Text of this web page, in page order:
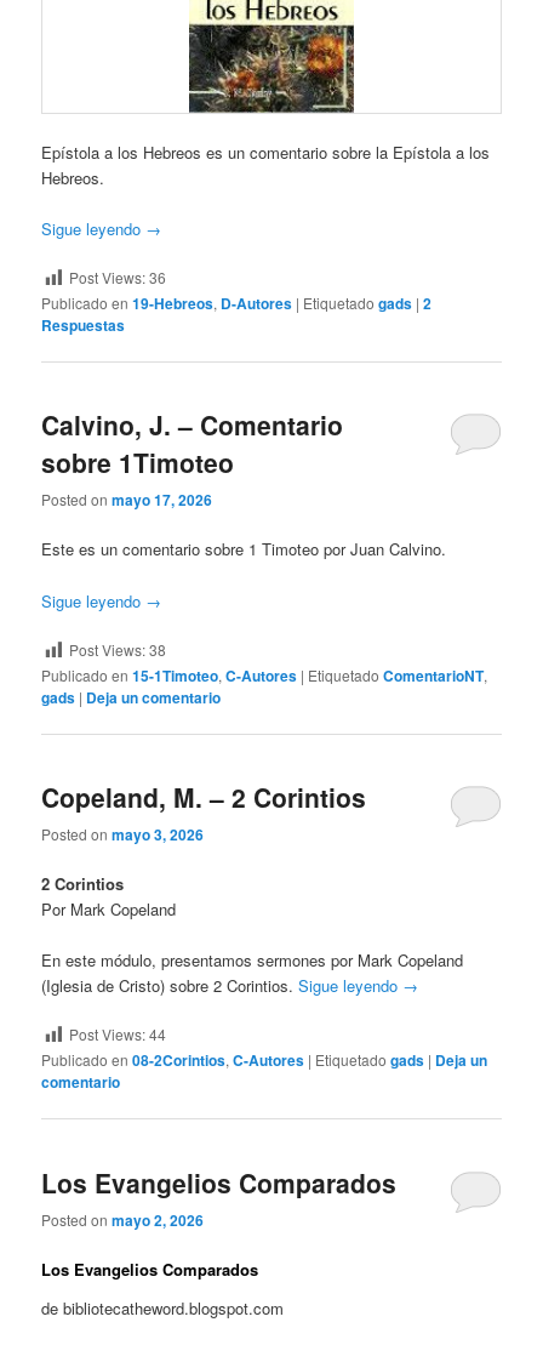
Epístola a los Hebreos es un comentario sobre la Epístola a los
Hebreos.
Sigue leyendo →
Post Views:36
Publicado en 19-Hebreos, D-Autores | Etiquetado gads |2
Respuestas
Calvino, J. – Comentario
sobre 1Timoteo
Posted onmayo 17, 2026
Este es un comentario sobre 1 Timoteo por Juan Calvino.
Sigue leyendo →
Post Views:38
Publicado en 15-1Timoteo,C-Autores | Etiquetado ComentarioNT,
gads | Deja un comentario
Copeland, M. – 2 Corintios
Posted onmayo 3, 2026
2 Corintios
Por Mark Copeland
En este módulo, presentamos sermones por Mark Copeland
(Iglesia de Cristo) sobre 2 Corintios.Sigue leyendo →
Post Views:44
Publicado en 08-2Corintios,C-Autores | Etiquetado gads | Deja un
comentario
Los Evangelios Comparados
Posted onmayo 2, 2026
Los Evangelios Comparados
de bibliotecatheword.blogspot.com